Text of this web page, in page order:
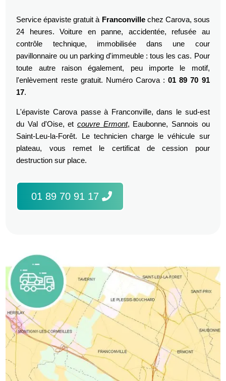
Service épaviste gratuit à Franconvillechez Carova, sous
24 heures. Voiture en panne, accidentée, refusée au
contrôle technique, immobilisée dans une cour
pavillonnaire ou un parking d'immeuble : tous les cas. Pour
toute autre raison également, peu importe le motif,
l'enlèvement reste gratuit. Numéro Carova :01 89 70 91
17.
L'épaviste Carova passe à Franconville, dans le sud-est
du Val d'Oise, et couvre Ermont, Eaubonne, Sannois ou
Saint-Leu-la-Forêt. Le technicien charge le véhicule sur
plateau, vous remet le certificat de cession pour
destruction sur place.
01 89 70 91 17